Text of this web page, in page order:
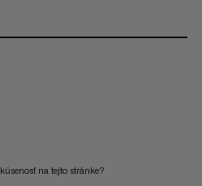
na tejto stránke?